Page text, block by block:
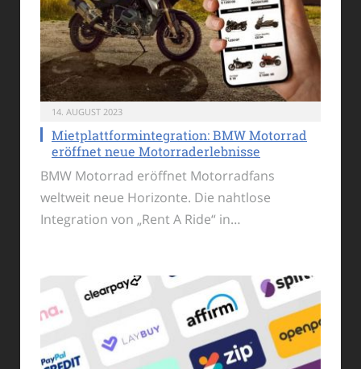
14. AUGUST 2023
Mietplattformintegration: BMW Motorrad
eröffnet neue Motorraderlebnisse
BMW Motorrad eröffnet Motorradfans
weltweit neue Horizonte. Die nahtlose
Integration von „Rent A Ride“ in…